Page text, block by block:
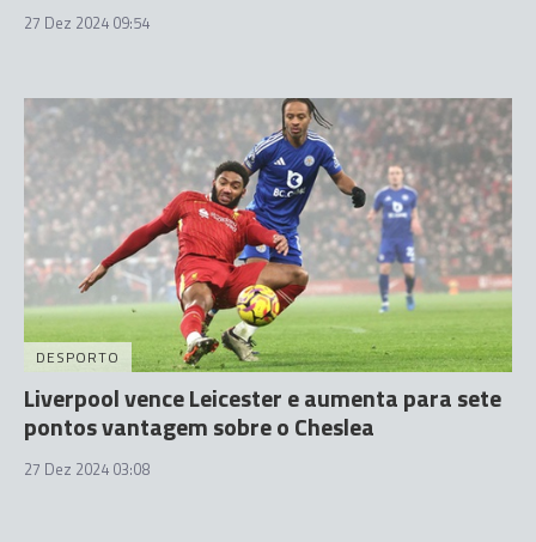
27 Dez 2024 09:54
DESPORTO
Liverpool vence Leicester e aumenta para sete
pontos vantagem sobre o Cheslea
27 Dez 2024 03:08